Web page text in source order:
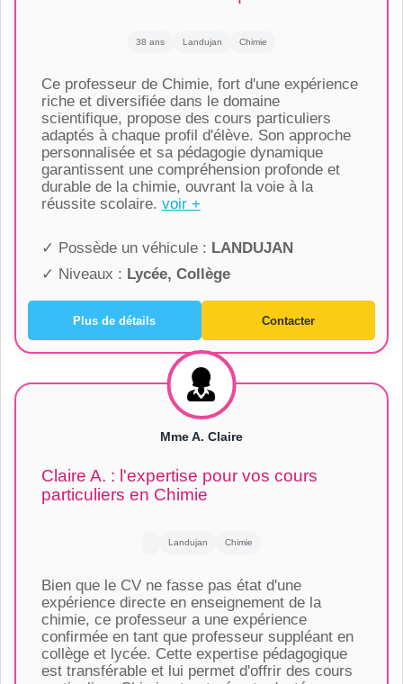
38 ans Landujan Chimie
Ce professeur de Chimie, fort d'une expérience
riche et diversifiée dans le domaine
scientifique, propose des cours particuliers
adaptés à chaque profil d'élève. Son approche
personnalisée et sa pédagogie dynamique
garantissent une compréhension profonde et
durable de la chimie, ouvrant la voie à la
réussite scolaire. voir +
✓ Possède un véhicule : LANDUJAN
✓ Niveaux : Lycée, Collège
Plus de détails Contacter
Mme A. Claire
Claire A. : l'expertise pour vos cours
particuliers en Chimie
Landujan Chimie
Bien que le CV ne fasse pas état d'une
expérience directe en enseignement de la
chimie, ce professeur a une expérience
confirmée en tant que professeur suppléant en
collège et lycée. Cette expertise pédagogique
est transférable et lui permet d'offrir des cours